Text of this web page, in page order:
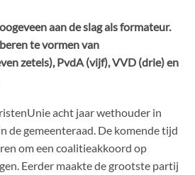
aan de slag als formateur.
te vormen van
zetels), PvdA (vijf), VVD (drie) en
acht jaar wethouder in
de gemeenteraad. De komende tijd
om een coalitieakkoord op
Eerder maakte de grootste partij